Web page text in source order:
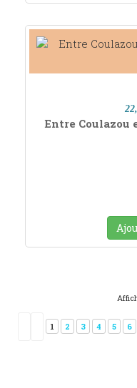
Entre Coulazou
1 2 3 4 5 6